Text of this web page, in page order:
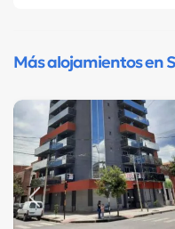
Más alojamientos en